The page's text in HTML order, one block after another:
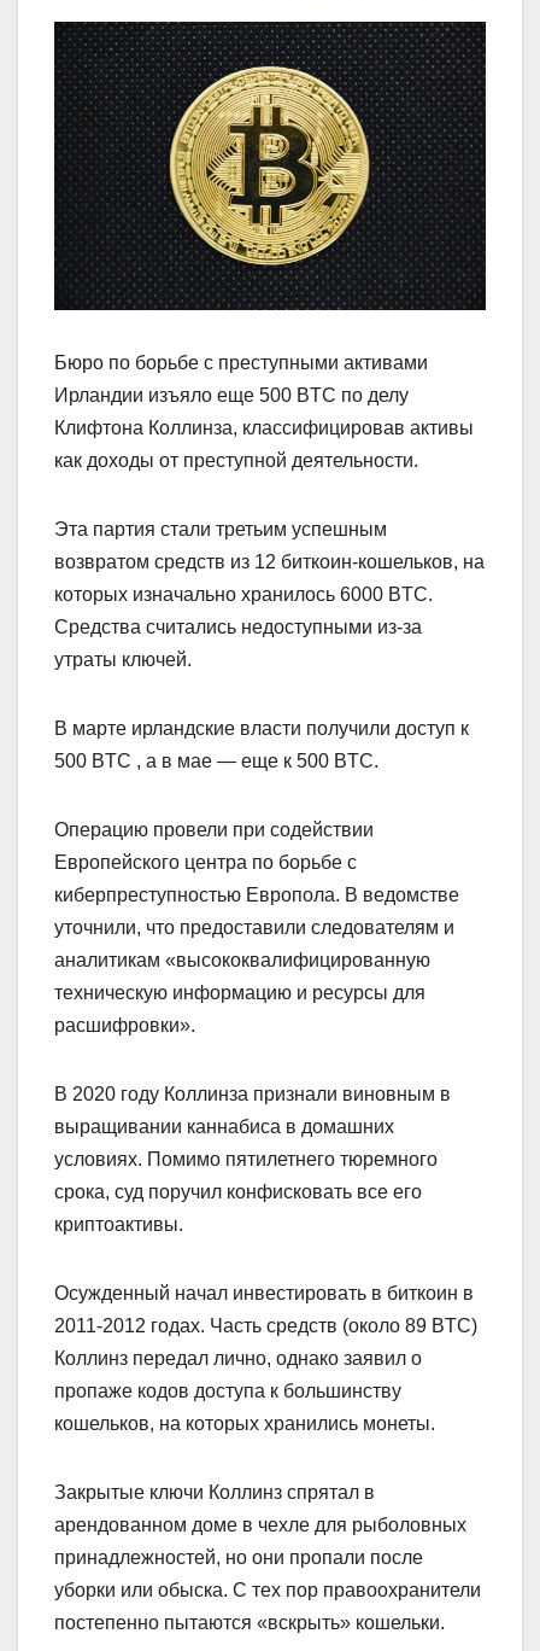
Бюро по борьбе с преступными активами
Ирландии изъяло еще 500 BTC по делу
Клифтона Коллинза, классифицировав активы
как доходы от преступной деятельности.
Эта партия стали третьим успешным
возвратом средств из 12 биткоин-кошельков, на
которых изначально хранилось 6000 BTC.
Средства считались недоступными из-за
утраты ключей.
В марте ирландские власти получили доступ к
500 BTC , а в мае — еще к 500 BTC.
Операцию провели при содействии
Европейского центра по борьбе с
киберпреступностью Европола. В ведомстве
уточнили, что предоставили следователям и
аналитикам «высококвалифицированную
техническую информацию и ресурсы для
расшифровки».
В 2020 году Коллинза признали виновным в
выращивании каннабиса в домашних
условиях. Помимо пятилетнего тюремного
срока, суд поручил конфисковать все его
криптоактивы.
Осужденный начал инвестировать в биткоин в
2011-2012 годах. Часть средств (около 89 BTC)
Коллинз передал лично, однако заявил о
пропаже кодов доступа к большинству
кошельков, на которых хранились монеты.
Закрытые ключи Коллинз спрятал в
арендованном доме в чехле для рыболовных
принадлежностей, но они пропали после
уборки или обыска. С тех пор правоохранители
постепенно пытаются «вскрыть» кошельки.